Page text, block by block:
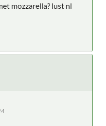
mozzarella? lust nl